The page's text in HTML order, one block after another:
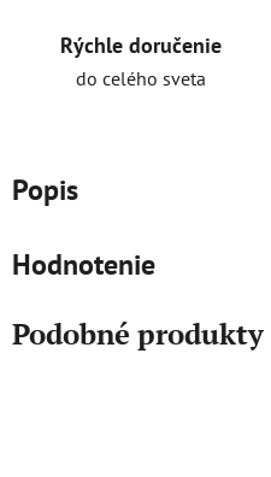
Rýchle doručenie
do celého sveta
Popis
Hodnotenie
Podobné produkty